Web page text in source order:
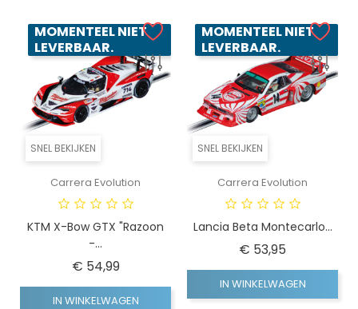
SNEL BEKIJKEN
MOMENTEEL NIET
LEVERBAAR.
Carrera Evolution
KTM X-Bow GTX "Razoon
-...
€ 54,99Prijs
IN WINKELWAGEN
SNEL BEKIJKEN
MOMENTEEL NIET
LEVERBAAR.
Carrera Evolution
Lancia Beta Montecarlo...
€ 53,95
IN WINKELWAGEN